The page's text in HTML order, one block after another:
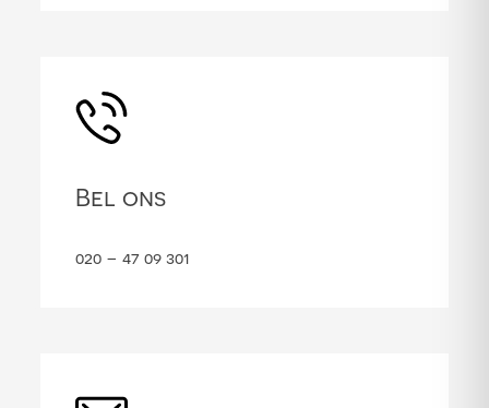
Bel ons
020 – 47 09 301